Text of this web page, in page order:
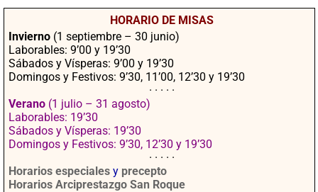
ebo
ter
tsA
pp
ail
mpa
rtir
HORARIO DE MISAS
Invierno (1 septiembre – 30 junio)
Laborables: 9’00 y 19’30
Sábados y Vísperas: 9’00 y 19’30
Domingos y Festivos: 9’30, 11’00, 12’30 y 19’30
· · · · ·
Verano (1 julio – 31 agosto)
Laborables: 19’30
Sábados y Vísperas: 19’30
Domingos y Festivos: 9’30, 12’30 y 19’30
· · · · ·
Horarios especiales y precepto
Horarios Arciprestazgo San Roque